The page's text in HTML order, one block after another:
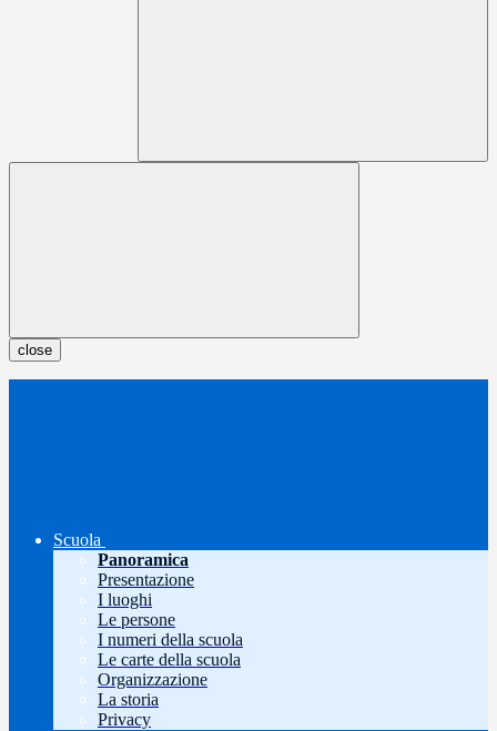
close
Scuola
Panoramica
Presentazione
I luoghi
Le persone
I numeri della scuola
Le carte della scuola
Organizzazione
La storia
Privacy